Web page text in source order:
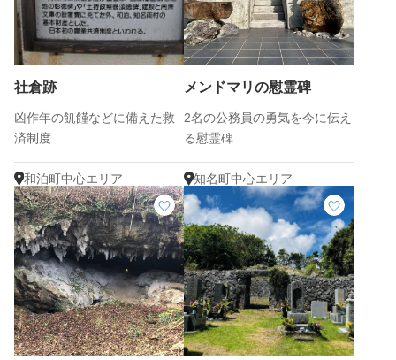
社倉跡
凶作年の飢饉などに備えた救
済制度
和泊町中心エリア
メンドマリの慰霊碑
2名の公務員の勇気を今に伝え
る慰霊碑
知名町中心エリア